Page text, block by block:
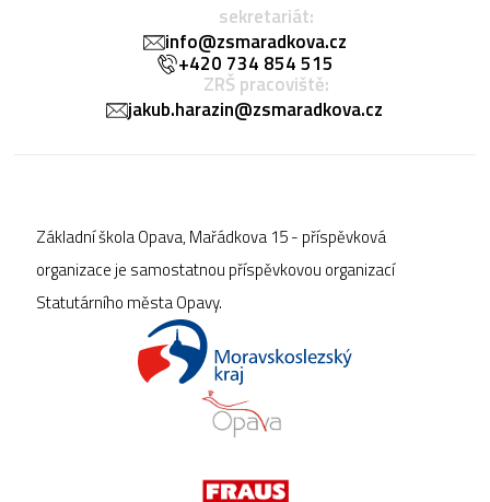
sekretariát:
info@zsmaradkova.cz
+420 734 854 515
ZRŠ pracoviště:
jakub.harazin@zsmaradkova.cz
Základní škola Opava, Mařádkova 15 - příspěvková
organizace je samostatnou příspěvkovou organizací
Statutárního města Opavy.